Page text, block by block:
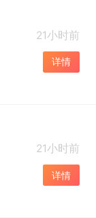
21小时前
详情
21小时前
详情